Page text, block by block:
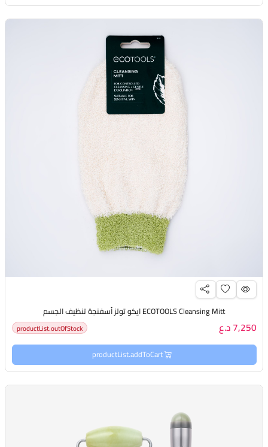
ECOTOOLS Cleansing Mitt ايكو تولز أسفنجة تنظيف الجسم
7,250 د.ع productList.outOfStock
productList.addToCart